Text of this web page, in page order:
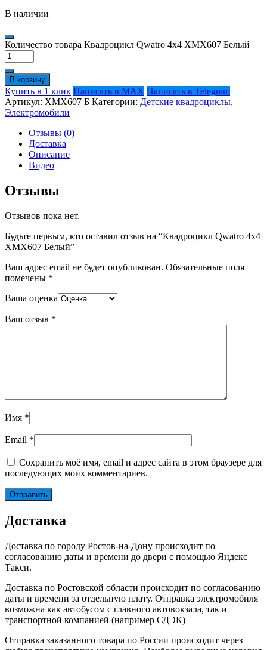
В наличии
Количество товара Квадроцикл Qwatro 4х4 ХМХ607 Белый
В корзину
Купить в 1 клик Написать в MAX Написать в Telegram
Артикул: ХМХ607 Б Категории: Детские квадроциклы,
Электромобили
Отзывы (0)
Доставка
Описание
Видео
Отзывы
Отзывов пока нет.
Будьте первым, кто оставил отзыв на “Квадроцикл Qwatro 4х4
ХМХ607 Белый”
Ваш адрес email не будет опубликован. Обязательные поля
помечены *
Ваша оценка
Ваш отзыв *
Имя *
Email *
Сохранить моё имя, email и адрес сайта в этом браузере для
последующих моих комментариев.
Доставка
Доставка по городу Ростов-на-Дону происходит по
согласованию даты и времени до двери с помощью Яндекс
Такси.
Доставка по Ростовской области происходит по согласованию
даты и времени за отдельную плату. Отправка электромобиля
возможна как автобусом с главного автовокзала, так и
транспортной компанией (например СДЭК)
Отправка заказанного товара по России происходит через